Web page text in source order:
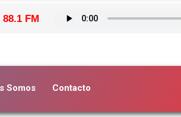
88.1 FM
Somos Contacto